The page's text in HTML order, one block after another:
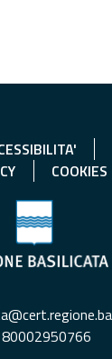
COOKIES
80002950766